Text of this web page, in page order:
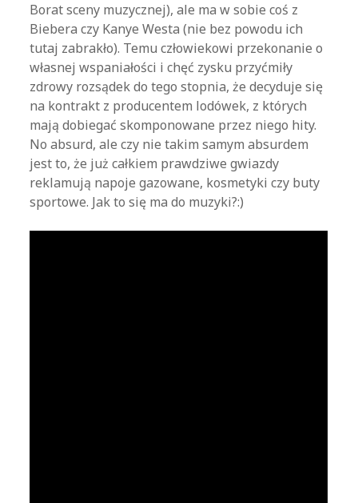
Borat sceny muzycznej), ale ma w sobie coś z
Biebera czy Kanye Westa (nie bez powodu ich
tutaj zabrakło). Temu człowiekowi przekonanie o
własnej wspaniałości i chęć zysku przyćmiły
zdrowy rozsądek do tego stopnia, że decyduje się
na kontrakt z producentem lodówek, z których
mają dobiegać skomponowane przez niego hity.
No absurd, ale czy nie takim samym absurdem
jest to, że już całkiem prawdziwe gwiazdy
reklamują napoje gazowane, kosmetyki czy buty
sportowe. Jak to się ma do muzyki?:)